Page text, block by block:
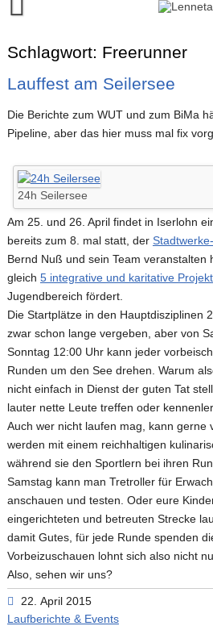
Schlagwort: Freerunner
Lauffest am Seilersee
Die Berichte zum WUT und zum BiMa
Pipeline, aber das hier muss mal fix
24h Seilersee
Am 25. und 26. April findet in Iserlohn
bereits zum 8. mal statt, der
Bernd Nuß und sein Team veranstalten
gleich 5 integrative und karitative
Jugendbereich fördert.
Die Startplätze in den Hauptdisziplinen
zwar schon lange vergeben, aber von
Sonntag 12:00 Uhr kann jeder
Runden um den See drehen. Warum
nicht einfach in Dienst der guten Tat
lauter nette Leute treffen oder
Auch wer nicht laufen mag, kann gerne
werden mit einem reichhaltigen
während sie den Sportlern bei ihren
Samstag kann man Tretroller für
anschauen und testen. Oder eure
eingerichteten und betreuten Strecke
damit Gutes, für jede Runde spenden
Vorbeizuschauen lohnt sich also nicht
Also, sehen wir uns?
22. April 2015
Laufberichte & Events